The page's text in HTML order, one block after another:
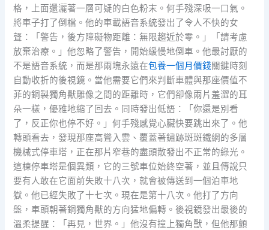
格，上面還灑著一層可疑的白色粉末。何手殘深吸一口氣。
將車子打了倒檔。他的車載語音系統發出了令人不快的女
聲：「警告，後方障礙物距離：無限趨近於零。」「請考慮
放棄治療。」他忽略了警告，開始緩慢地倒車。他最討厭的
不是語音系統，而是那兩塊永遠在包養一個月價錢關鍵時刻
自動收折的後視鏡。當他需要它們來判斷車體與那座價值不
菲的銅製獨角獸雕像之間的距離時，它們卻像兩片羞澀的耳
朵一樣，優雅地縮了回去。同時發出低語：「你還是別看
了，反正你也停不好。」何手殘感覺心臟快要跳出來了。他
轉頭看去，發現那座高聳入雲、覆蓋著鏽跡斑斑鐵網的多層
機械式停車塔，正在那片窄巷的盡頭散發出不正常的綠光。
這棟停車塔是個異類，它的三號車位始終空著，並且傳說只
要有人敢在它面前失敗十八次，就會被傳送到一個泊車地
獄。他已經失敗了十七次。現在是第十八次。他打了方向
盤，車頭朝著銅獨角獸的方向猛地偏轉。後視鏡發出最後的
溫柔提醒：「再見，世界。」他沒有撞上獨角獸，但他那顫